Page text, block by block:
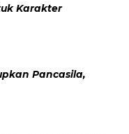
Karakter
Pancasila,